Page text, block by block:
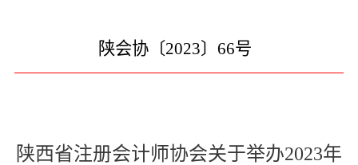
陕会协〔2023〕 66号
陕西省注册会计师协会关于举办2023年